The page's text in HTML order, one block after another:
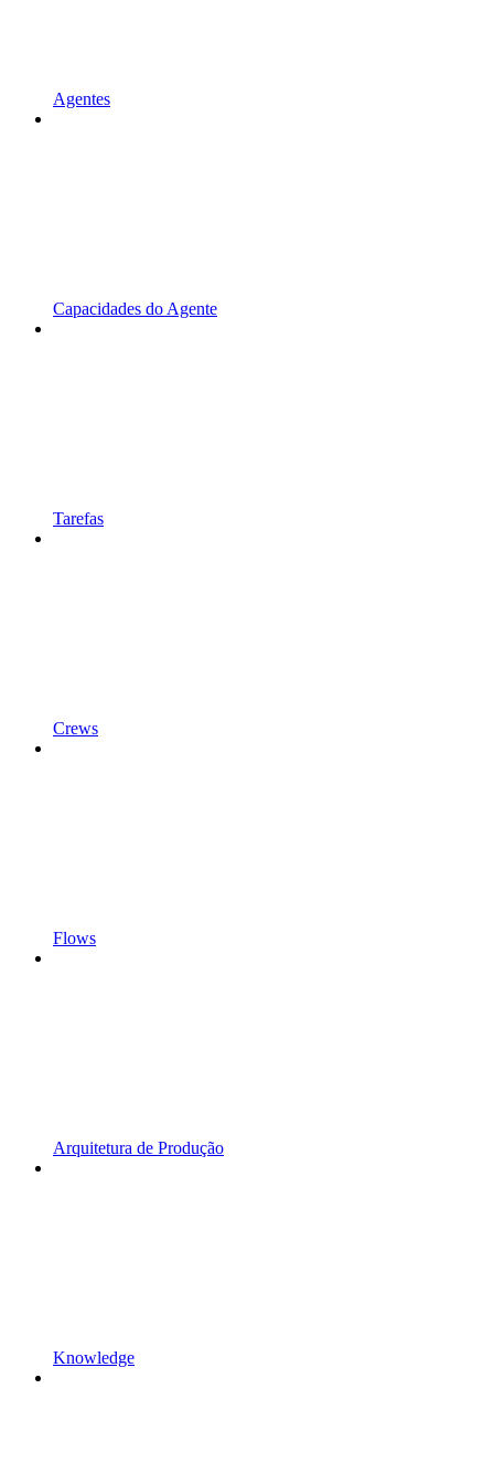
Agentes
Capacidades do Agente
Tarefas
Crews
Flows
Arquitetura de Produção
Knowledge